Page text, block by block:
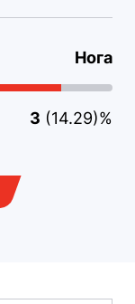
Нога
3 (14.29)%